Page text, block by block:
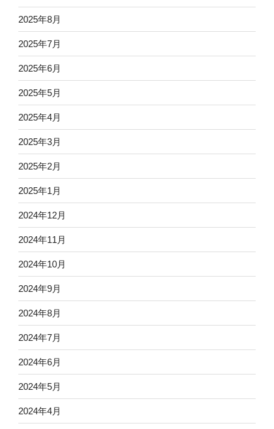
2025年8月
2025年7月
2025年6月
2025年5月
2025年4月
2025年3月
2025年2月
2025年1月
2024年12月
2024年11月
2024年10月
2024年9月
2024年8月
2024年7月
2024年6月
2024年5月
2024年4月